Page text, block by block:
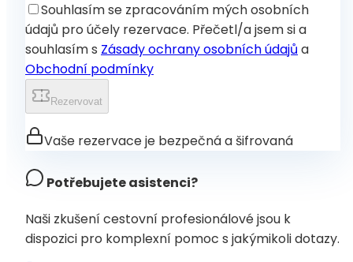
Souhlasím se zpracováním mých osobních
údajů pro účely rezervace. Přečetl/a jsem si a
souhlasím s Zásady ochrany osobních údajů a
Obchodní podmínky
Rezervovat
Vaše rezervace je bezpečná a šifrovaná
Potřebujete asistenci?
Naši zkušení cestovní profesionálové jsou k
dispozici pro komplexní pomoc s jakýmikoli dotazy.